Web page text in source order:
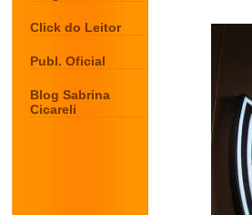
Click do Leitor
Publ. Oficial
Blog Sabrina
Cicareli